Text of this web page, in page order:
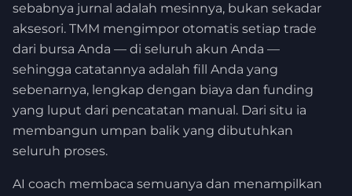
sebabnya jurnal adalah mesinnya, bukan sekadar
aksesori. TMM mengimpor otomatis setiap trade
dari bursa Anda — di seluruh akun Anda —
sehingga catatannya adalah fill Anda yang
sebenarnya, lengkap dengan biaya dan funding
yang luput dari pencatatan manual. Dari situ ia
membangun umpan balik yang dibutuhkan
seluruh proses.
AI coach membaca semuanya dan menampilkan